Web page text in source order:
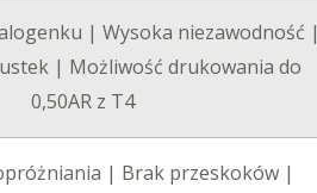
| Wysoka niezawodność |
| Możliwość drukowania do
0,50AR z T4
| Brak przeskoków |